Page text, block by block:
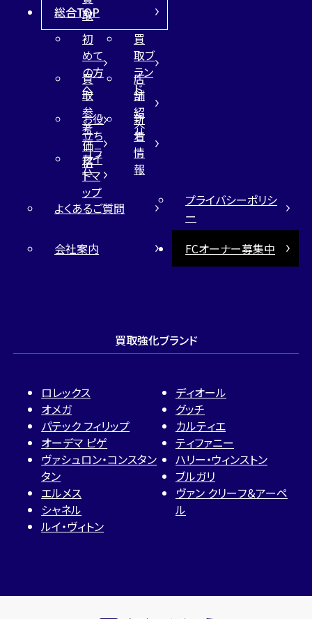
取
総合TOP
初
めて
の方
へ
買
取ブ
ラン
ド
買
取
参
考
価
格
店
舗
紹
介
お役
立ち
コラ
ム
新
着
情
報
サイ
トマ
ップ
よくあるご質問
プライバシーポリシ
ー
会社案内
FCオーナー募集中
買取強化ブランド
ロレックス
オメガ
パテック フィリップ
オーデマ ピゲ
ヴァシュロン・コンスタン
タン
エルメス
シャネル
ルイ・ヴィトン
ディオール
グッチ
カルティエ
ティファニー
ハリー・ウィンストン
ブルガリ
ヴァン クリーフ＆アーペ
ル